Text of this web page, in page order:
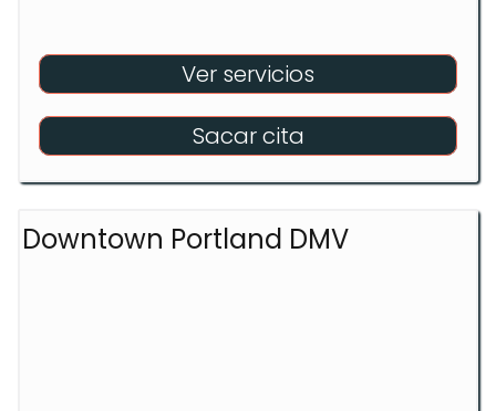
Ver servicios
Sacar cita
Downtown Portland DMV